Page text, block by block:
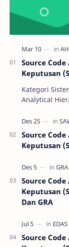
Source
Keputusan
Kategori Sistem
Source
Keputusan
Source
Keputusan
Dan GRA
Source